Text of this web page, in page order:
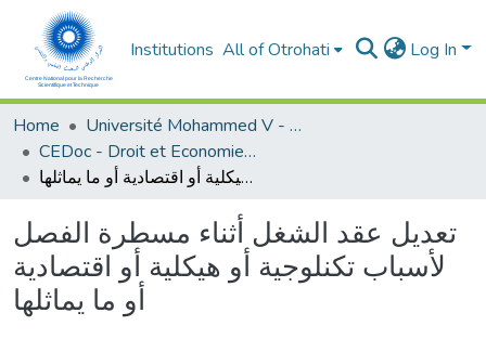
Institutions All of Otrohati Log In
Home
Université Mohammed V - Rabat
CEDoc - Droit et Economie (FSJES Agdal)
تعديل عقد الشغل أثناء مسطرة الفصل لأسباب تكنلوجية أو هيكلية أو اقتصادية أو ما يماثلها
تعديل عقد الشغل أثناء مسطرة الفصل
لأسباب تكنلوجية أو هيكلية أو اقتصادية
أو ما يماثلها